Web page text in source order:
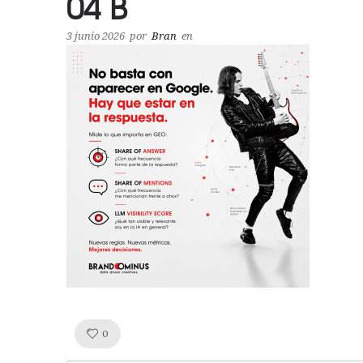
3 junio 2026 por Bran en
0